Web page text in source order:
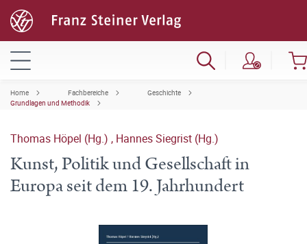
Home Fachbereiche
Geschichte
Grundlagen und Methodik
Thomas Höpel (Hg.) , Hannes Siegrist (Hg.)
Kunst, Politik und Gesellschaft in
Europa seit dem 19. Jahrhundert